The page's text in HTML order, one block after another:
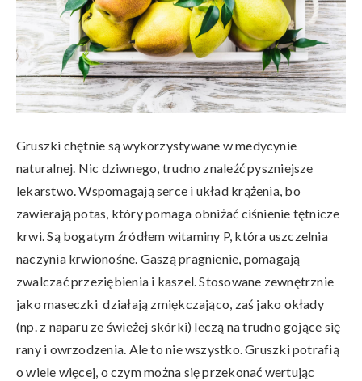
Gruszki chętnie są wykorzystywane w medycynie
naturalnej. Nic dziwnego, trudno znaleźć pyszniejsze
lekarstwo. Wspomagają serce i układ krążenia, bo
zawierają potas, który pomaga obniżać ciśnienie tętnicze
krwi. Są bogatym źródłem witaminy P, która uszczelnia
naczynia krwionośne. Gaszą pragnienie, pomagają
zwalczać przeziębienia i kaszel. Stosowane zewnętrznie
jako maseczki działają zmiękczająco, zaś jako okłady
(np. z naparu ze świeżej skórki) leczą na trudno gojące się
rany i owrzodzenia. Ale to nie wszystko. Gruszki potrafią
o wiele więcej, o czym można się przekonać wertując